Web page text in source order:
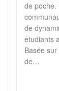
de poche.
de
étudiants
Basée
de…